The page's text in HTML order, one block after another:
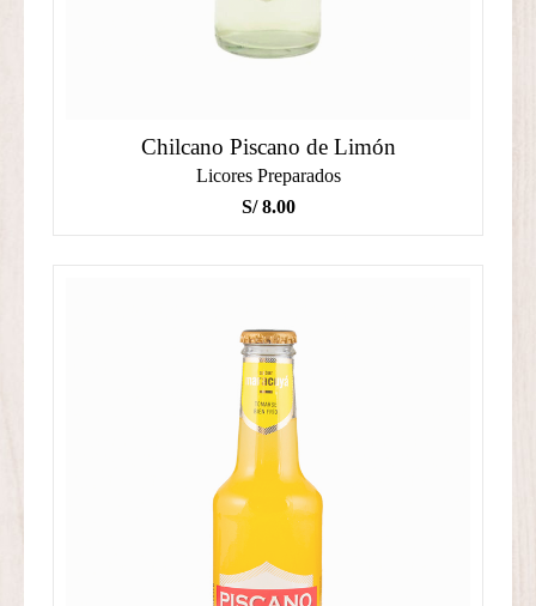
Chilcano Piscano de Limón
Licores Preparados
S/8.00